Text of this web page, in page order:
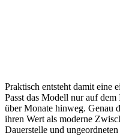
Praktisch entsteht damit eine
Passt das Modell nur auf dem
über Monate hinweg. Genau
ihren Wert als moderne
Dauerstelle und